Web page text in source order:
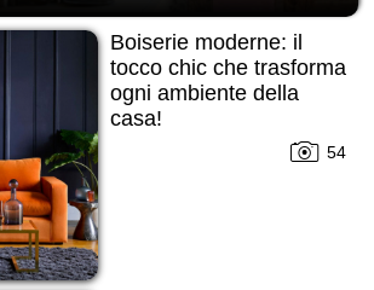
Boiserie moderne: il
tocco chic che trasforma
ogni ambiente della
casa!
54